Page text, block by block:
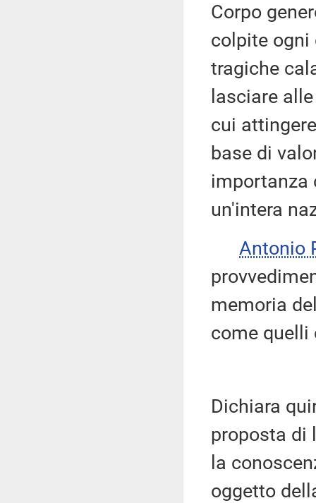
Corpo
colpite ogni
tragiche
lasciare
cui
base di
importanza
un'intera
Antonio
memoria
come quelli
Dichiara
proposta di
la
oggetto